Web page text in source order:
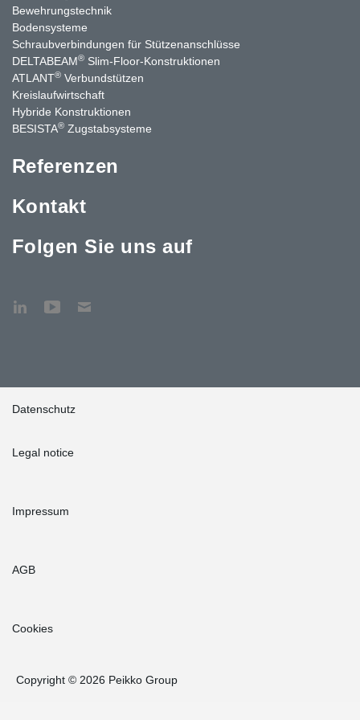
Bewehrungstechnik
Bodensysteme
Schraubverbindungen für Stützen­anschlüsse
DELTABEAM® Slim-Floor-Konstruktionen
ATLANT® Verbundstützen
Kreislaufwirtschaft
Hybride Konstruktionen
BESISTA® Zugstabsysteme
Referenzen
Kontakt
Folgen Sie uns auf
Datenschutz
Legal notice
Impressum
AGB
Cookies
Copyright © 2026 Peikko Group